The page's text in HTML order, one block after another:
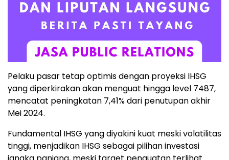
Pelaku pasar tetap optimis dengan proyeksi IHSG
yang diperkirakan akan menguat hingga level 7487,
mencatat peningkatan 7,41% dari penutupan akhir
Mei 2024.
Fundamental IHSG yang diyakini kuat meski volatilitas
tinggi, menjadikan IHSG sebagai pilihan investasi